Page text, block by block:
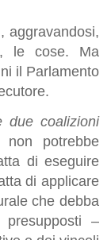
aggravandosi,
le cose. Ma
il Parlamento
due coalizioni
potrebbe
di eseguire
di applicare
che debba
–